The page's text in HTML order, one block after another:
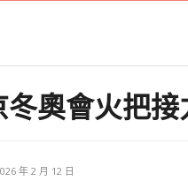
冬奧會火把
年 2 月 12 日